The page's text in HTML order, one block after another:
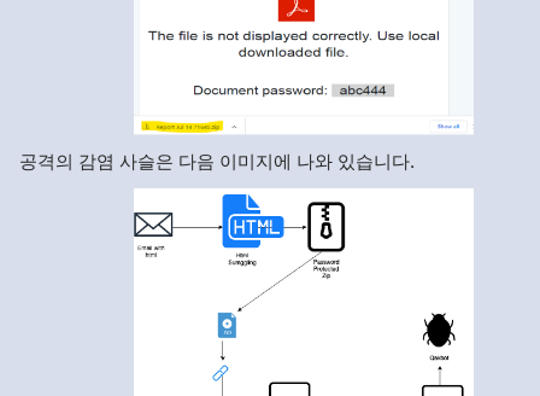
공격의 감염 사슬은 다음 이미지에 나와 있습니다.